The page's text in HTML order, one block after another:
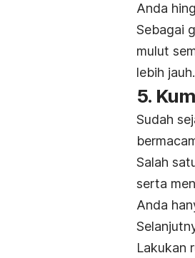
Anda
Sebagai
mulut
lebih jauh.
5.
Sudah
Salah
serta
Anda
Lakukan